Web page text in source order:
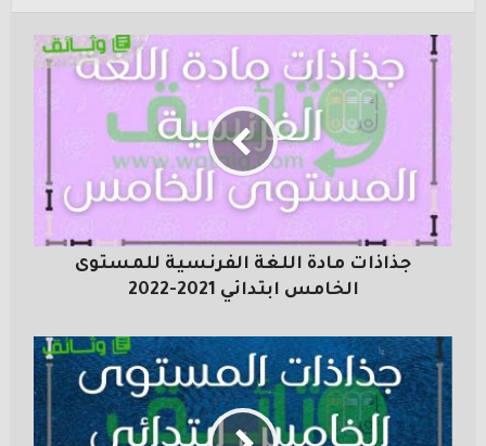
جذاذات مادة اللغة الفرنسية للمستوى
الخامس ابتدائي 2021-2022